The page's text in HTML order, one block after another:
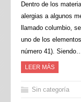
Dentro de los
alergias a algunos
llamado columbio,
uno de los
número 41).
LEER MÁS
Sin categoría